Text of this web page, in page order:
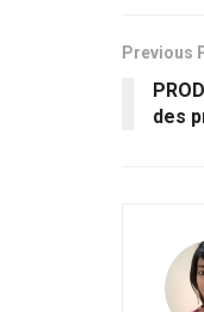
Previous
des